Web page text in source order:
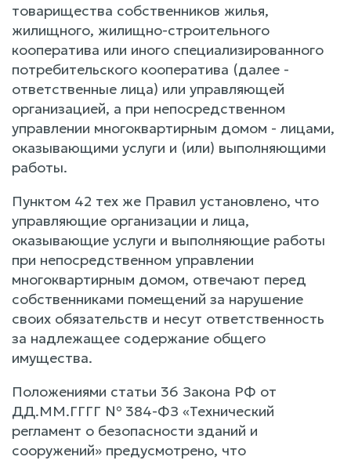
товарищества собственников жилья,
жилищного, жилищно-строительного
кооператива или иного специализированного
потребительского кооператива (далее -
ответственные лица) или управляющей
организацией, а при непосредственном
управлении многоквартирным домом - лицами,
оказывающими услуги и (или) выполняющими
работы.
Пунктом 42 тех же Правил установлено, что
управляющие организации и лица,
оказывающие услуги и выполняющие работы
при непосредственном управлении
многоквартирным домом, отвечают перед
собственниками помещений за нарушение
своих обязательств и несут ответственность
за надлежащее содержание общего
имущества.
Положениями статьи 36 Закона РФ от
ДД.ММ.ГГГГ № 384-ФЗ «Технический
регламент о безопасности зданий и
сооружений» предусмотрено, что